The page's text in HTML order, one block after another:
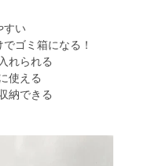
すい
ゴミ箱になる！
れられる
使える
納できる